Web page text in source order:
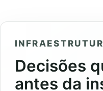
Decisões
antes da